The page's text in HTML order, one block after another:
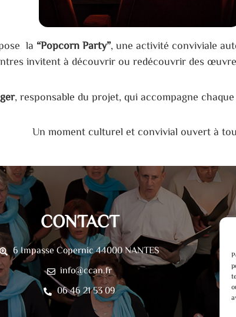
la “Popcorn Party”, une activité conviviale
invitent à découvrir ou redécouvrir des
, responsable du projet, qui accompagne
Un moment culturel et convivial ouvert à
CONTACT
6 Impasse Copernic 44000 NANTES
info@ccan.fr
06 46 21 53 09